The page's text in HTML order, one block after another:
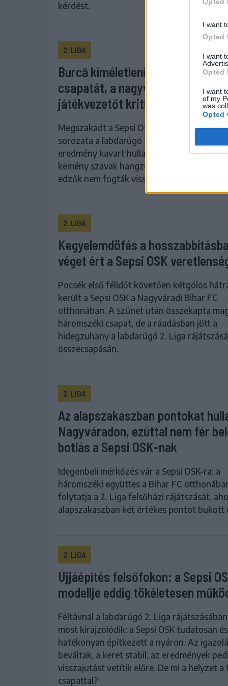
I want
Opted
I want
Opted
I want
of my
was
Opted
kérdést.
2. LIGA
Burcă kíméletlenül kiosztotta
csapatát, a nagyváradiak a
játékvezetőt kritizálták
Megszakadt a Sepsi OSK hosszú
sorozata a labdarúgó 2. Ligában, de
eredmény kavart hullámokat: a lefújás után
kemény szavak hangzottak el mindkét
edzők nem fogták vissza magukat.
2. LIGA
Kegyelemdöfés a
véget ért a Sepsi OSK
Pocsék első félidőt követően kétgólos
került a Sepsi OSK a Nagyváradi Bihar FC
otthonában. A szünet után összekapta
háromszéki csapat, de a ráadásban jött a
hidegzuhany a labdarúgó 2. Liga
összecsapásán.
2. LIGA
Az alapszakaszban pontokat
Nagyváradon, ezúttal nem fér
botlás a Sepsi OSK-nak
Idegenbeli mérkőzés vár a Sepsi OSK-ra: a
háromszéki együttes a Bihar FC
folytatja a 2. Liga felsőházi rájátszását,
alapszakaszban két értékes pontot bukott
2. LIGA
Újjáépítés felsőfokon: a Sepsi
modellje eddig tökéletesen
Féltávnál a labdarúgó 2. Liga
most kirajzolódik: a Sepsi OSK tudatosan és
hatékonyan építkezett a nyáron. Az
beváltak, a keret stabil, az eredmények
visszajutást vetítik előre. De mi a helyzet a
csapattal?